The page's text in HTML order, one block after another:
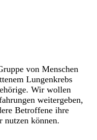
von Menschen
Lungenkrebs
Wir wollen
weitergeben,
Betroffene ihre
nutzen können.